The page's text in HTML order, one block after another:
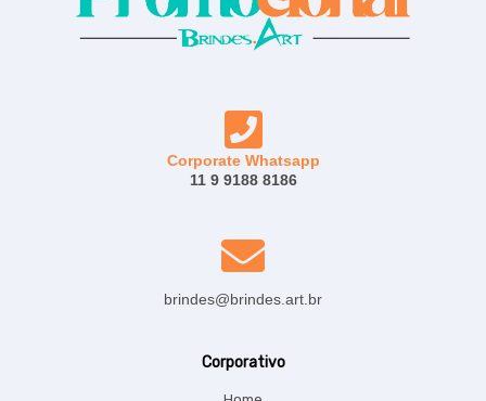
Corporate Whatsapp
11 9 9188 8186
brindes@brindes.art.br
Corporativo